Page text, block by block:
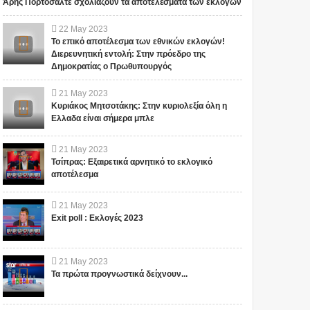
Άρης Πορτοσάλτε σχολιάζουν τα αποτελέσματα των εκλογών
22 May 2023
Το επικό αποτέλεσμα των εθνικών εκλογών!
Διερευνητική εντολή: Στην πρόεδρο της
Δημοκρατίας ο Πρωθυπουργός
21 May 2023
Κυριάκος Μητσοτάκης: Στην κυριολεξία όλη η
Ελλαδα είναι σήμερα μπλε
21 May 2023
Τσίπρας: Εξαιρετικά αρνητικό το εκλογικό
αποτέλεσμα
21 May 2023
Exit poll : Εκλογές 2023
21 May 2023
Τα πρώτα προγνωστικά δείχνουν...